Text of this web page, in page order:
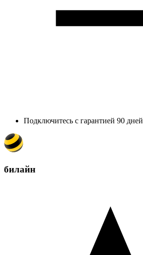
Подключитесь с гарантией 90 дней
билайн